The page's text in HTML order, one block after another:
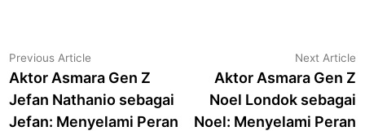
Navigasi
pos
Previous Article
article:
Aktor Asmara Gen Z
Jefan Nathanio sebagai
Jefan: Menyelami Peran
Next Article
Aktor Asmara Gen Z
Noel Londok sebagai
Noel: Menyelami Peran